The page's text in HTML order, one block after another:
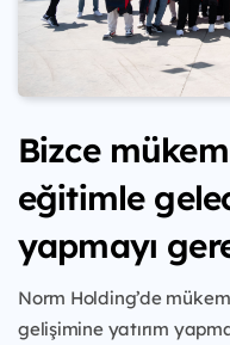
Bizce
eğitimle
yapmayı
Norm Holding’de
gelişimine yatırım